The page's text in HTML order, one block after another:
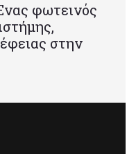
φωτεινός
στην